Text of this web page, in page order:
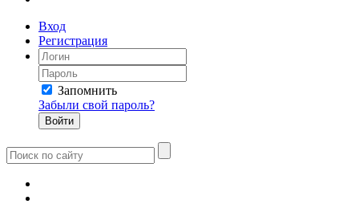
Вход
Регистрация
Запомнить
Забыли свой пароль?